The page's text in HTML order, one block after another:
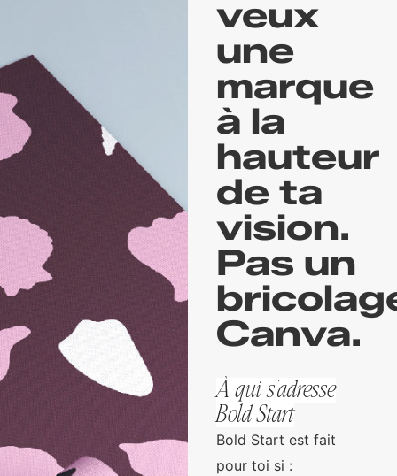
veux
une
marque
à la
hauteur
de ta
vision.
Pas un
Canva.
À qui s’adresse
Bold Start
Bold Start est fait
pour toi si :